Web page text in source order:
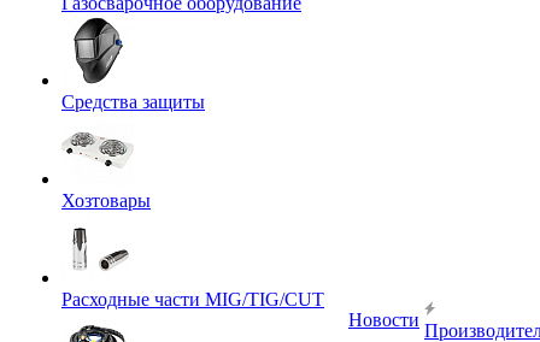
Средства защиты
Хозтовары
Расходные части MIG/TIG/CUT
Новости